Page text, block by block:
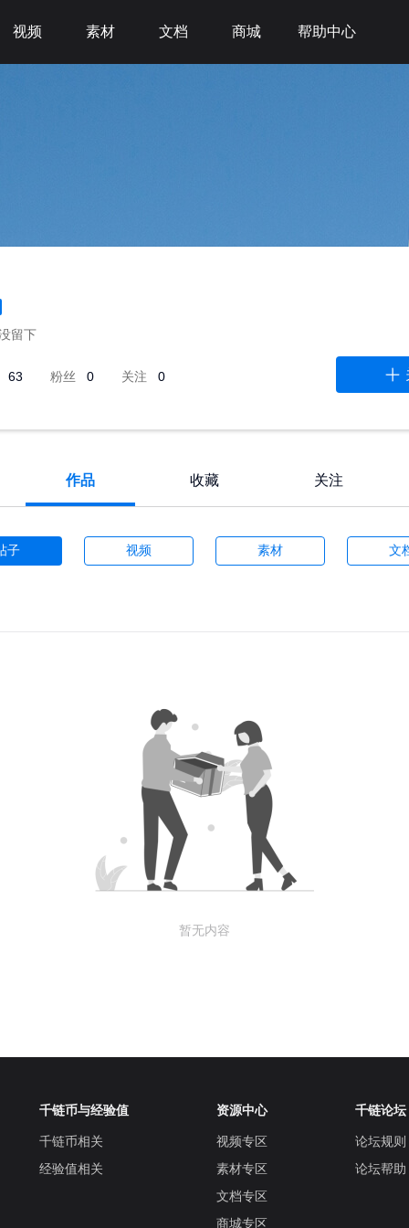
视频 素材 文档 商城 帮助中心
留下
63 粉丝 0 关注 0
作品 收藏 关注
子 视频 素材 文
暂无内容
千链币与经验值
千链币相关
经验值相关
资源中心
视频专区
素材专区
文档专区
商城专区
千链论坛
论坛规则
论坛帮助